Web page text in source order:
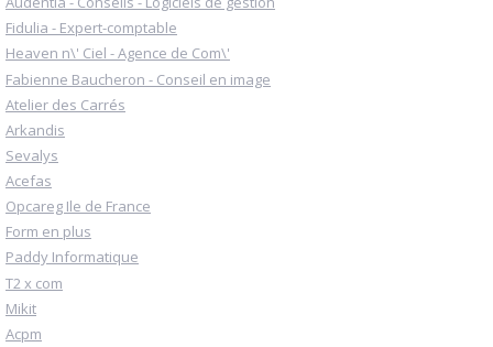
Fidulia - Expert-comptable
Heaven n\' Ciel - Agence de Com\'
Fabienne Baucheron - Conseil en image
Atelier des Carrés
Arkandis
Sevalys
Acefas
Opcareg Ile de France
Form en plus
Paddy Informatique
T2 x com
Mikit
Acpm